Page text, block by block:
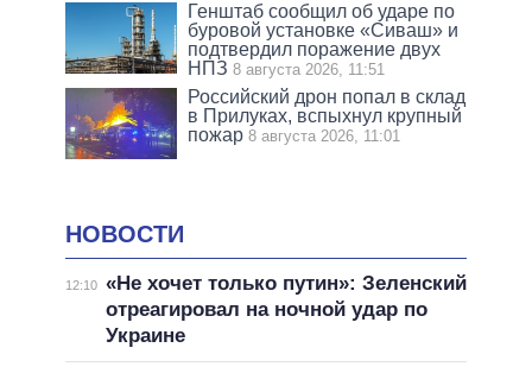
Генштаб сообщил об ударе по
буровой установке «Сиваш» и
подтвердил поражение двух
НПЗ 8 августа 2026, 11:51
Российский дрон попал в склад
в Прилуках, вспыхнул крупный
пожар 8 августа 2026, 11:01
НОВОСТИ
12:10 «Не хочет только путин»: Зеленский
отреагировал на ночной удар по
Украине